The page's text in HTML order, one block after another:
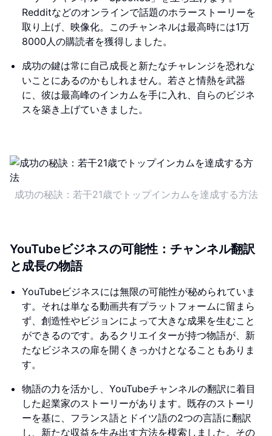
Redditなどのオンラインで話題のホラーストーリーを
取り上げ、映像化。このチャンネルは最高時には1万
8000人の購読者を獲得しました。
成功の鍵は常に自己成長と新たなチャレンジを恐れな
いことにあるのかもしれません。若さと情熱を武器
に、彼は最高峰のインカムを手に入れ、自らのビジネ
スを築き上げていきました。
成功の秘訣：若干21歳でトップインカムを達成する方法
YouTubeビジネスの可能性：チャンネル翻訳
と成長の物語
YouTubeビジネスには無限の可能性が秘められていま
す。それは単なる動画共有プラットフォームに留まら
ず、創造性やビジョンによって大きな成果を生むこと
ができるのです。あるクリエイターが持つ物語が、新
たなビジネスの扉を開くきっかけとなることもありま
す。
物語の力を活かし、YouTubeチャンネルの翻訳に着目
した起業家のストーリーがあります。既存のストーリ
ーを基に、フランス語とドイツ語の2つの言語に翻訳
し、新たな収益を生み出す方法を模索しました。その